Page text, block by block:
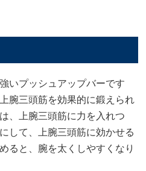
いプッシュアップバーです
腕三頭筋を効果的に鍛えられ
、上腕三頭筋に力を入れつ
して、上腕三頭筋に効かせる
ると、腕を太くしやすくなり